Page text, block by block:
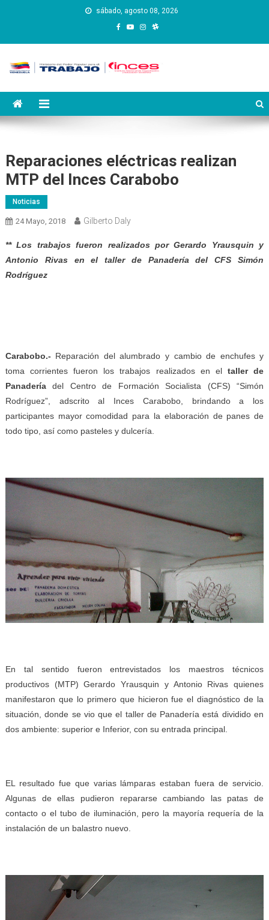
sábado, agosto 08, 2026
Instituto Nacional de
Capacitación y Educación
Reparaciones eléctricas realizan
MTP del Inces Carabobo
Noticias
24 Mayo, 2018 Gilberto Daly
** Los trabajos fueron realizados por Gerardo Yrausquin y
Antonio Rivas en el taller de Panadería del CFS Simón
Rodríguez
Carabobo.- Reparación del alumbrado y cambio de enchufes y
toma corrientes fueron los trabajos realizados en el taller de
Panaderíadel Centro de Formación Socialista (CFS) “Simón
Rodríguez”, adscrito al Inces Carabobo, brindando a los
participantes mayor comodidad para la elaboración de panes de
todo tipo, así como pasteles y dulcería.
En tal sentido fueron entrevistados los maestros técnicos
productivos (MTP) Gerardo Yrausquin y Antonio Rivas quienes
manifestaron que lo primero que hicieron fue el diagnóstico de la
situación, donde se vio que el taller de Panadería está dividido en
dos ambiente: superior e Inferior, con su entrada principal.
EL resultado fue que varias lámparas estaban fuera de servicio.
Algunas de ellas pudieron repararse cambiando las patas de
contacto o el tubo de iluminación, pero la mayoría requería de la
instalación de un balastro nuevo.